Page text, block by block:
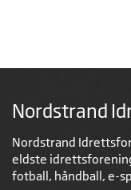
Nordstrand
Nordstrand
eldste
fotball, håndball, e-